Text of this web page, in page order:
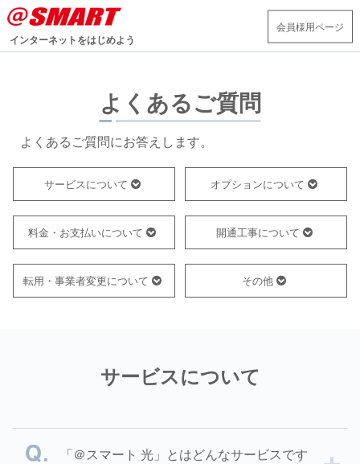
インターネットをはじめよう
会員様用ページ
よくあるご質問
よくあるご質問にお答えします。
サービスについて オプションについて
料金・お支払いについて 開通工事について
転用・事業者変更について その他
サービスについて
「＠スマート 光」とはどんなサービスです